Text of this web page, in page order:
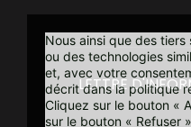
Nous ainsi que des
ou des technologies
et, avec votre
décrit dans la politique
Cliquez sur le bouton «
sur le bouton « Refuser
LETTRE